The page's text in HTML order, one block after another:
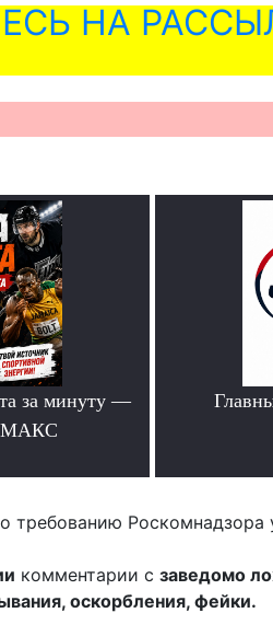
НА
за минуту —
МАКС
требованию Роскомнадзора
комментарии с заведомо
оскорбления, фейки.